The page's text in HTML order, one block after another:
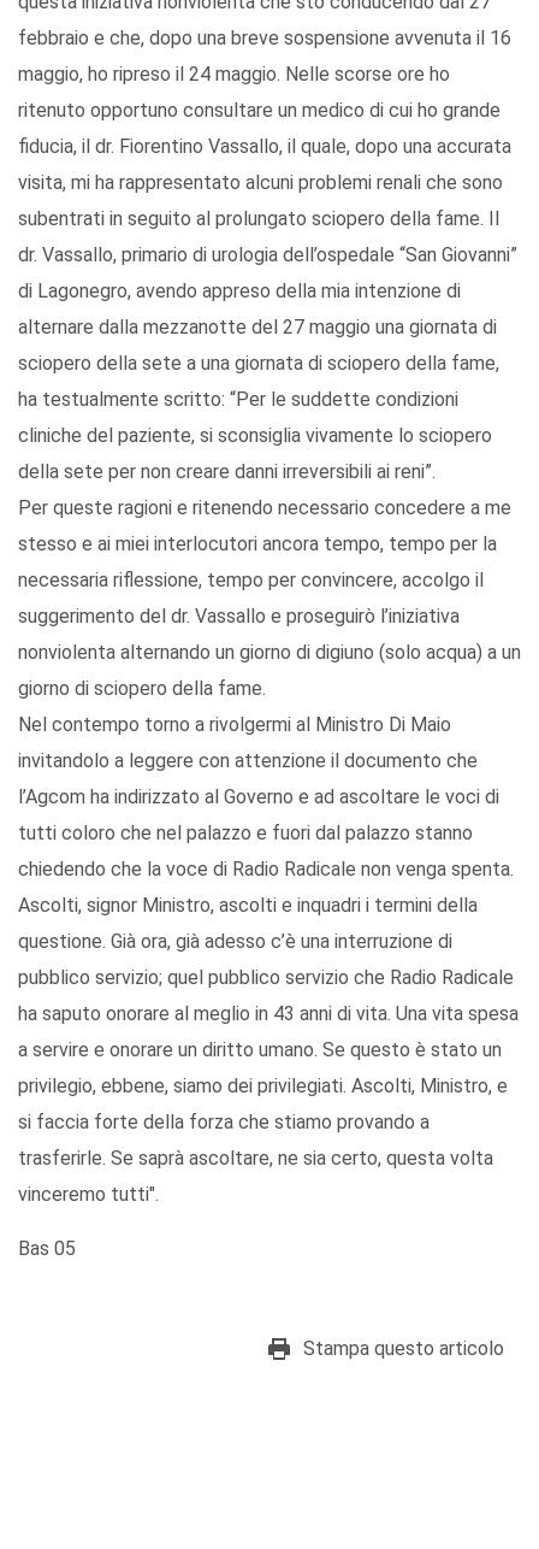
febbraio e che, dopo una breve sospensione avvenuta il 16
maggio, ho ripreso il 24 maggio. Nelle scorse ore ho
ritenuto opportuno consultare un medico di cui ho grande
fiducia, il dr. Fiorentino Vassallo, il quale, dopo una accurata
visita, mi ha rappresentato alcuni problemi renali che sono
subentrati in seguito al prolungato sciopero della fame. Il
dr. Vassallo, primario di urologia dell’ospedale “San Giovanni”
di Lagonegro, avendo appreso della mia intenzione di
alternare dalla mezzanotte del 27 maggio una giornata di
sciopero della sete a una giornata di sciopero della fame,
ha testualmente scritto: “Per le suddette condizioni
cliniche del paziente, si sconsiglia vivamente lo sciopero
della sete per non creare danni irreversibili ai reni”.
Per queste ragioni e ritenendo necessario concedere a me
stesso e ai miei interlocutori ancora tempo, tempo per la
necessaria riflessione, tempo per convincere, accolgo il
suggerimento del dr. Vassallo e proseguirò l’iniziativa
nonviolenta alternando un giorno di digiuno (solo acqua) a un
giorno di sciopero della fame.
Nel contempo torno a rivolgermi al Ministro Di Maio
invitandolo a leggere con attenzione il documento che
l’Agcom ha indirizzato al Governo e ad ascoltare le voci di
tutti coloro che nel palazzo e fuori dal palazzo stanno
chiedendo che la voce di Radio Radicale non venga spenta.
Ascolti, signor Ministro, ascolti e inquadri i termini della
questione. Già ora, già adesso c’è una interruzione di
pubblico servizio; quel pubblico servizio che Radio Radicale
ha saputo onorare al meglio in 43 anni di vita. Una vita spesa
a servire e onorare un diritto umano. Se questo è stato un
privilegio, ebbene, siamo dei privilegiati. Ascolti, Ministro, e
si faccia forte della forza che stiamo provando a
trasferirle. Se saprà ascoltare, ne sia certo, questa volta
vinceremo tutti".
Bas 05
Stampa questo articolo